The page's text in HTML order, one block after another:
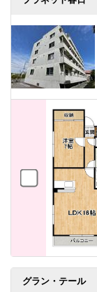
グラン・テール